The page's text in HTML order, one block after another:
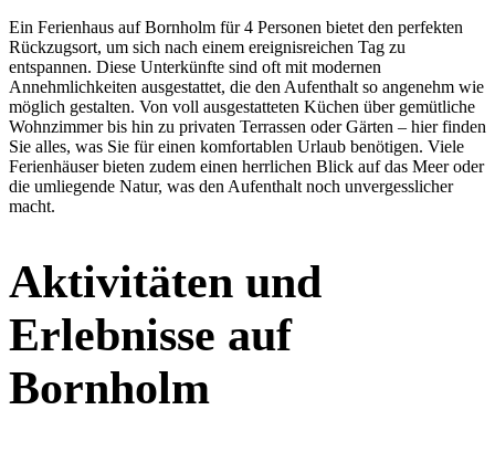
Ein Ferienhaus auf Bornholm für 4 Personen bietet den perfekten
Rückzugsort, um sich nach einem ereignisreichen Tag zu
entspannen. Diese Unterkünfte sind oft mit modernen
Annehmlichkeiten ausgestattet, die den Aufenthalt so angenehm wie
möglich gestalten. Von voll ausgestatteten Küchen über gemütliche
Wohnzimmer bis hin zu privaten Terrassen oder Gärten – hier finden
Sie alles, was Sie für einen komfortablen Urlaub benötigen. Viele
Ferienhäuser bieten zudem einen herrlichen Blick auf das Meer oder
die umliegende Natur, was den Aufenthalt noch unvergesslicher
macht.
Aktivitäten und
Erlebnisse auf
Bornholm